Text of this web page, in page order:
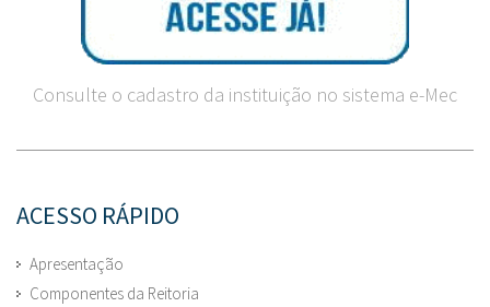
Consulte o cadastro da instituição no sistema e-Mec
ACESSO RÁPIDO
Apresentação
Componentes da Reitoria